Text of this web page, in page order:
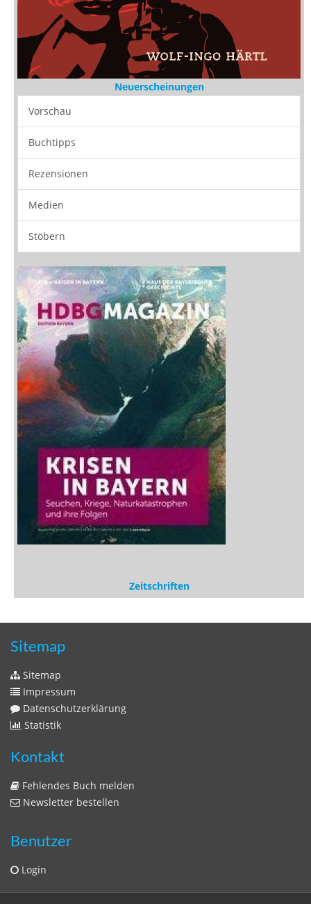
Neuerscheinungen
Vorschau
Buchtipps
Rezensionen
Medien
Stöbern
Sitemap
Sitemap
Impressum
Datenschutzerklärung
Statistik
Newsletter bestellen